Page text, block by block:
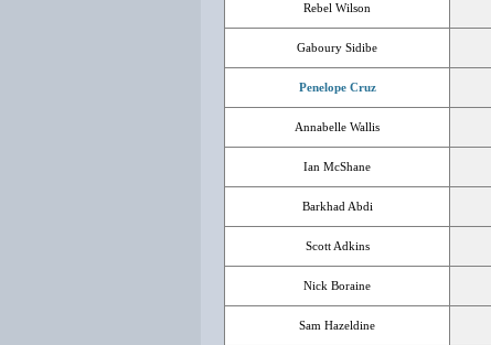
Rebel Wilson
Gaboury Sidibe
Penelope Cruz
Annabelle Wallis
Ian McShane
Barkhad Abdi
Scott Adkins
Nick Boraine
Sam Hazeldine